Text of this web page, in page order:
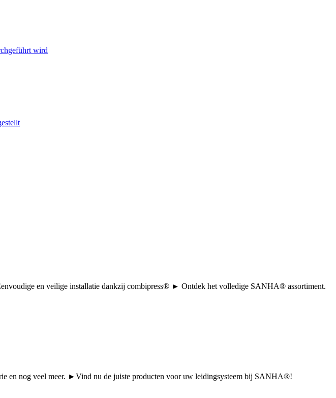
en veilige installatie dankzij combipress® ► Ontdek het volledige SANHA® assortiment.
en nog veel meer. ►Vind nu de juiste producten voor uw leidingsysteem bij SANHA®!